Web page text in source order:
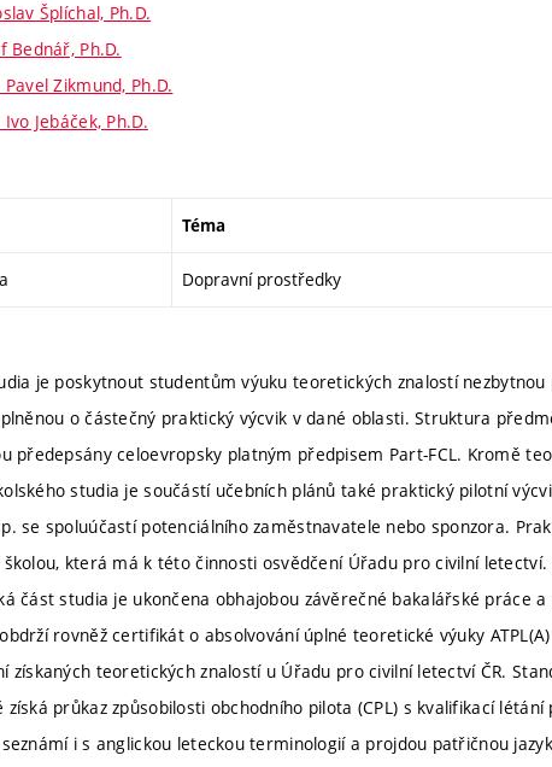
Šplíchal, Ph.D.
Bednář, Ph.D.
Zikmund, Ph.D.
Jebáček, Ph.D.
Téma
Dopravní prostředky
je poskytnout studentům výuku teoretických znalostí
o částečný praktický výcvik v dané oblasti. Struktura
předepsány celoevropsky platným předpisem Part-FCL. Kromě
studia je součástí učebních plánů také praktický pilotní
se spoluúčastí potenciálního zaměstnavatele nebo sponzora.
která má k této činnosti osvědčení Úřadu pro civilní letectví.
část studia je ukončena obhajobou závěrečné bakalářské práce
rovněž certifikát o absolvování úplné teoretické výuky
získaných teoretických znalostí u Úřadu pro civilní letectví ČR.
získá průkaz způsobilosti obchodního pilota (CPL) s kvalifikací
i s anglickou leteckou terminologií a projdou patřičnou